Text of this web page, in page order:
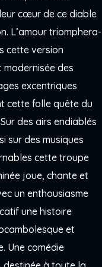
cœur de ce diable
L’amour triomphera-
cette version
modernisée des
excentriques
cette folle quête du
des airs endiablés
sur des musiques
cette troupe
joue, chante et
un enthousiasme
une histoire
et
Une comédie